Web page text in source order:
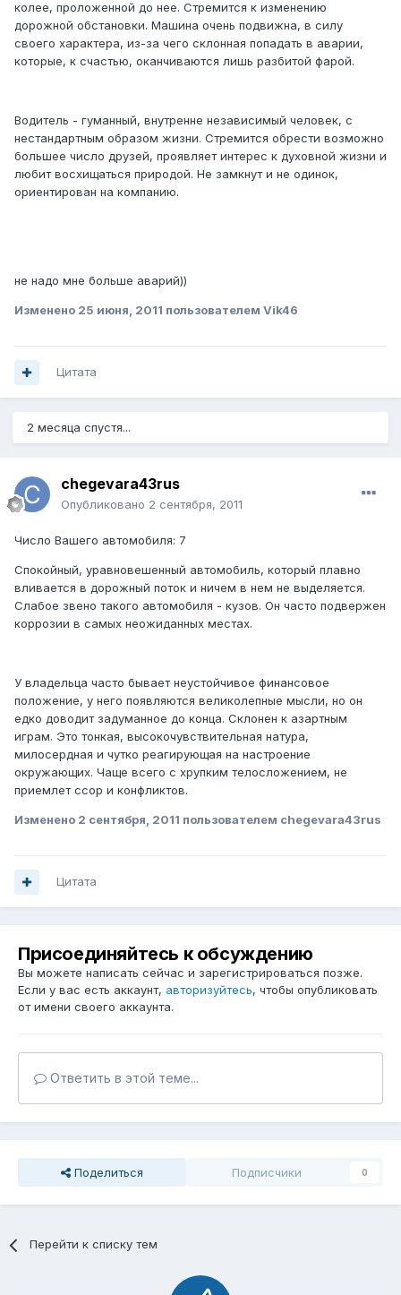
колее, проложенной до нее. Стремится к изменению
дорожной обстановки. Машина очень подвижна, в силу
своего характера, из-за чего склонная попадать в аварии,
которые, к счастью, оканчиваются лишь разбитой фарой.
Водитель - гуманный, внутренне независимый человек, с
нестандартным образом жизни. Стремится обрести возможно
большее число друзей, проявляет интерес к духовной жизни и
любит восхищаться природой. Не замкнут и не одинок,
ориентирован на компанию.
не надо мне больше аварий))
Изменено 25 июня, 2011 пользователем Vik46
Цитата
2 месяца спустя...
chegevara43rus
Опубликовано 2 сентября, 2011
Число Вашего автомобиля: 7
Спокойный, уравновешенный автомобиль, который плавно
вливается в дорожный поток и ничем в нем не выделяется.
Слабое звено такого автомобиля - кузов. Он часто подвержен
коррозии в самых неожиданных местах.
У владельца часто бывает неустойчивое финансовое
положение, у него появляются великолепные мысли, но он
едко доводит задуманное до конца. Склонен к азартным
играм. Это тонкая, высокочувствительная натура,
милосердная и чутко реагирующая на настроение
окружающих. Чаще всего с хрупким телосложением, не
приемлет ссор и конфликтов.
Изменено 2 сентября, 2011 пользователем chegevara43rus
Цитата
Присоединяйтесь к обсуждению
Вы можете написать сейчас и зарегистрироваться позже.
Если у вас есть аккаунт, авторизуйтесь, чтобы опубликовать
от имени своего аккаунта.
Ответить в этой теме...
Поделиться Подписчики 0
Перейти к списку тем